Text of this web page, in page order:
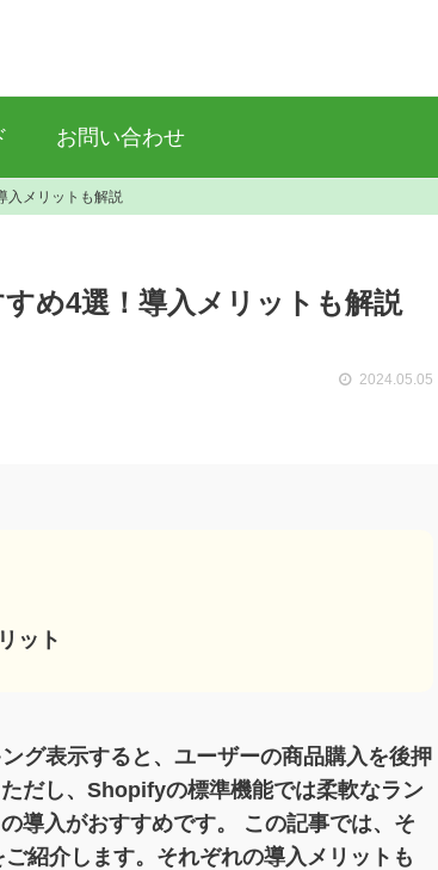
お問い合わせ
入メリットも解説
め4選！導入メリットも解説
2024.05.05
ット
グ表示すると、ユーザーの商品購入を後押
だし、Shopifyの標準機能では柔軟なラン
導入がおすすめです。 この記事では、そ
紹介します。それぞれの導入メリットも